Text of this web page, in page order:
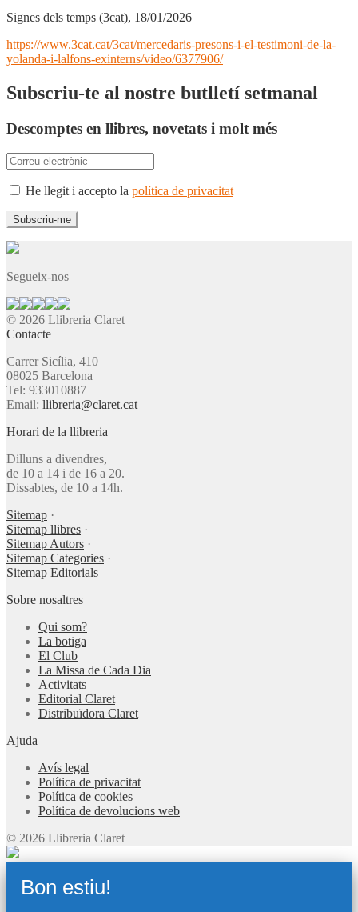
Signes dels temps (3cat), 18/01/2026
https://www.3cat.cat/3cat/mercedaris-presons-i-el-testimoni-de-la-
yolanda-i-lalfons-exinterns/video/6377906/
Subscriu-te al nostre butlletí setmanal
Descomptes en llibres, novetats i molt més
He llegit i accepto la política de privacitat
Segueix-nos
© 2026 Llibreria Claret
Contacte
Carrer Sicília, 410
08025 Barcelona
Tel: 933010887
Email: llibreria@claret.cat
Horari de la llibreria
Dilluns a divendres,
de 10 a 14 i de 16 a 20.
Dissabtes, de 10 a 14h.
Sitemap ·
Sitemap llibres ·
Sitemap Autors ·
Sitemap Categories ·
Sitemap Editorials
Sobre nosaltres
Qui som?
La botiga
El Club
La Missa de Cada Dia
Activitats
Editorial Claret
Distribuïdora Claret
Ajuda
Avís legal
Política de privacitat
Política de cookies
Política de devolucions web
© 2026 Llibreria Claret
Bon estiu!